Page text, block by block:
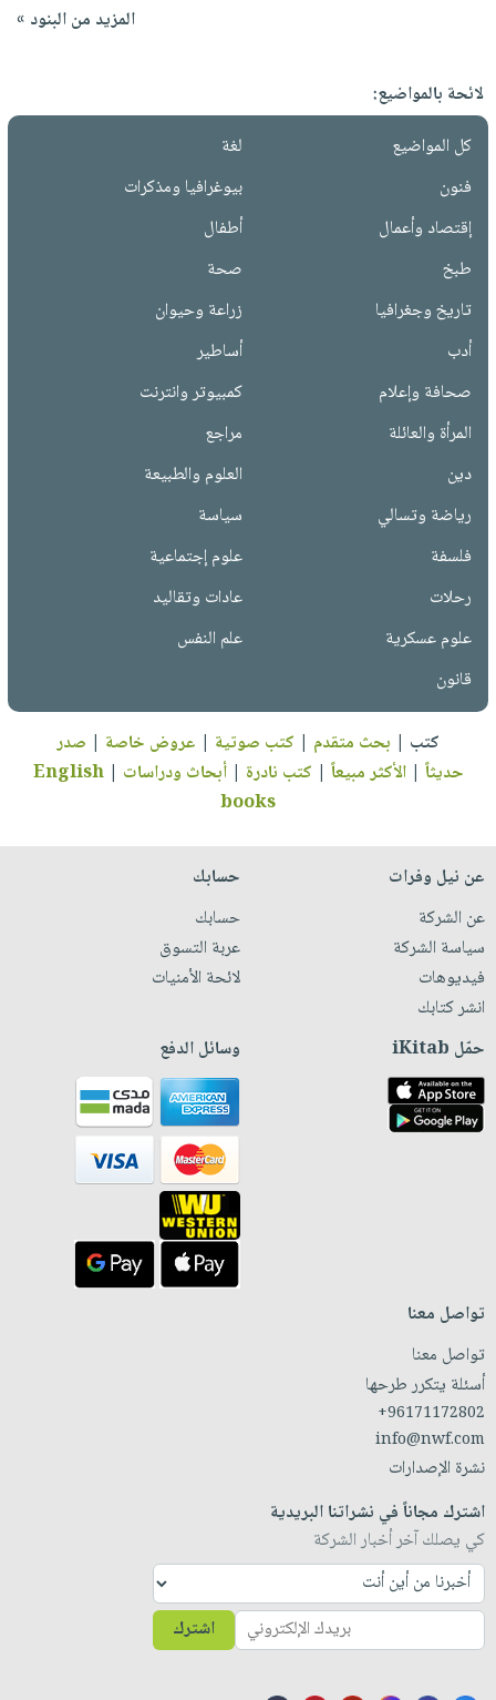
المزيد من البنود »
لائحة بالمواضيع:
كل المواضيع
لغة
فنون
بيوغرافيا ومذكرات
إقتصاد وأعمال
أطفال
طبخ
صحة
تاريخ وجغرافيا
زراعة وحيوان
أدب
أساطير
صحافة وإعلام
كمبيوتر وانترنت
المرأة والعائلة
مراجع
دين
العلوم والطبيعة
رياضة وتسالي
سياسة
فلسفة
علوم إجتماعية
رحلات
عادات وتقاليد
علوم عسكرية
علم النفس
قانون
كتب | بحث متقدم | كتب صوتية | عروض خاصة | صدر
حديثاً |الأكثر مبيعاً | كتب نادرة |أبحاث ودراسات |
English
books
عن نيل وفرات
عن الشركة
سياسة الشركة
فيديوهات
انشر كتابك
حسابك
حسابك
عربة التسوق
لائحة الأمنيات
حمّل iKitab وسائل الدفع
تواصل معنا
تواصل معنا
أسئلة يتكرر طرحها
+96171172802
info@nwf.com
نشرة الإصدارات
اشترك مجاناً في نشراتنا البريدية
كي يصلك آخر أخبار الشركة
اشترك